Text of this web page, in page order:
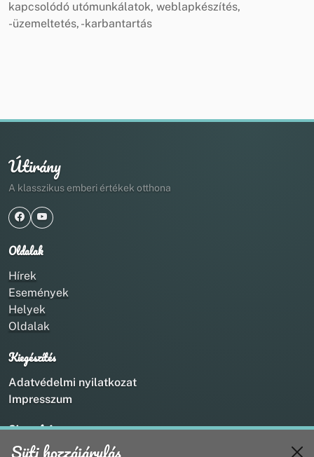
kapcsolódó utómunkálatok, weblapkészítés,
-üzemeltetés, -karbantartás
Útirány
A klasszikus emberi értékek otthona
Oldalak
Hírek
Események
Helyek
Oldalak
Kiegészítés
Adatvédelmi nyilatkozat
Impresszum
Kapcsolat